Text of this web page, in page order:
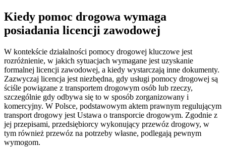
Kiedy pomoc drogowa wymaga
posiadania licencji zawodowej
W kontekście działalności pomocy drogowej kluczowe jest
rozróżnienie, w jakich sytuacjach wymagane jest uzyskanie
formalnej licencji zawodowej, a kiedy wystarczają inne dokumenty.
Zazwyczaj licencja jest niezbędna, gdy usługi pomocy drogowej są
ściśle powiązane z transportem drogowym osób lub rzeczy,
szczególnie gdy odbywa się to w sposób zorganizowany i
komercyjny. W Polsce, podstawowym aktem prawnym regulującym
transport drogowy jest Ustawa o transporcie drogowym. Zgodnie z
jej przepisami, przedsiębiorcy wykonujący przewóz drogowy, w
tym również przewóz na potrzeby własne, podlegają pewnym
wymogom.